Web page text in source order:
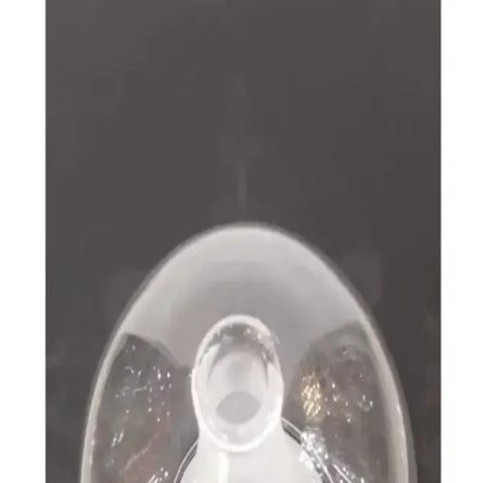
İç mekan tasarımında önemli bir unsur olan tekli avize modelleri,
farklı tarz ve malzeme seçenekleriyle estetik ve enerji verimliliği
sağlar. Modern, klasik ve endüstriyel tarzlarda çeşitli modeller
Avize Modelleri: Estetik ve İşlevselliği Bir Arada
Sunan Modern ve Klasik Seçenekler
Modern ve klasik tarz avize modelleri, estetik ve işlevselliği bir
arada sunar. Enerji tasarruflu LED ve akıllı teknolojilerle donatılan
seçenekler, iç mekanlara şıklık ve fonksiyonellik katıyor.
Vizyon Avize Seçiminde Estetik ve Fonksiyonelliği